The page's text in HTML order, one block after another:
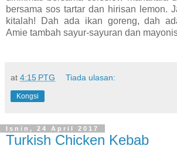
bersama sos tartar dan hirisan lemon.
kitalah! Dah ada ikan goreng, dah
Amie tambah sayur-sayuran dan
at 4:15 PTG Tiada ulasan:
Kongsi
Isnin, 24 April 2017
Turkish Chicken Kebab